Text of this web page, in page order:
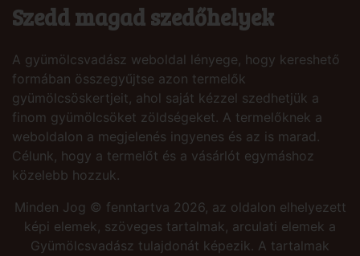
Szedd magad szedőhelyek
A gyümölcsvadász weboldal lényege, hogy kereshető
formában összegyűjtse azon termelők
gyümölcsöskertjeit, ahol saját kézzel szedhetjük a
finom gyümölcsöket zöldségeket. A termelőknek a
weboldalon a megjelenés ingyenes és az is marad.
Célunk, hogy a termelőt és a vásárlót egymáshoz
közelebb hozzuk.
Minden Jog © fenntartva 2026, az oldalon elhelyezett
képi elemek, szöveges tartalmak, arculati elemek a
Gyümölcsvadász tulajdonát képezik. A tartalmak